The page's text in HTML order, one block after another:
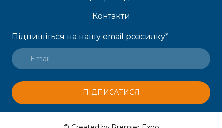
Контакти
Підпишіться на нашу email розсилку*
ПІДПИСАТИСЯ